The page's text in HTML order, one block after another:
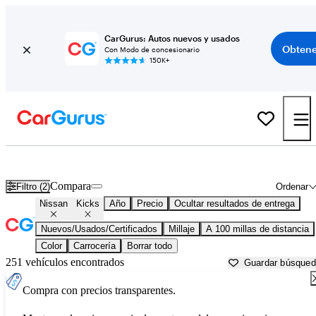
CarGurus: Autos nuevos y usados
Con Modo de concesionario
150K+
Filtro (2) Ordenar
Compara
Nissan Kicks Año Precio Ocultar resultados de entrega
Nuevos/Usados/Certificados Millaje
A 100 millas de distancia
Color
Carrocería Borrar todo
251 vehículos encontrados Guardar
Compra con precios transparentes.